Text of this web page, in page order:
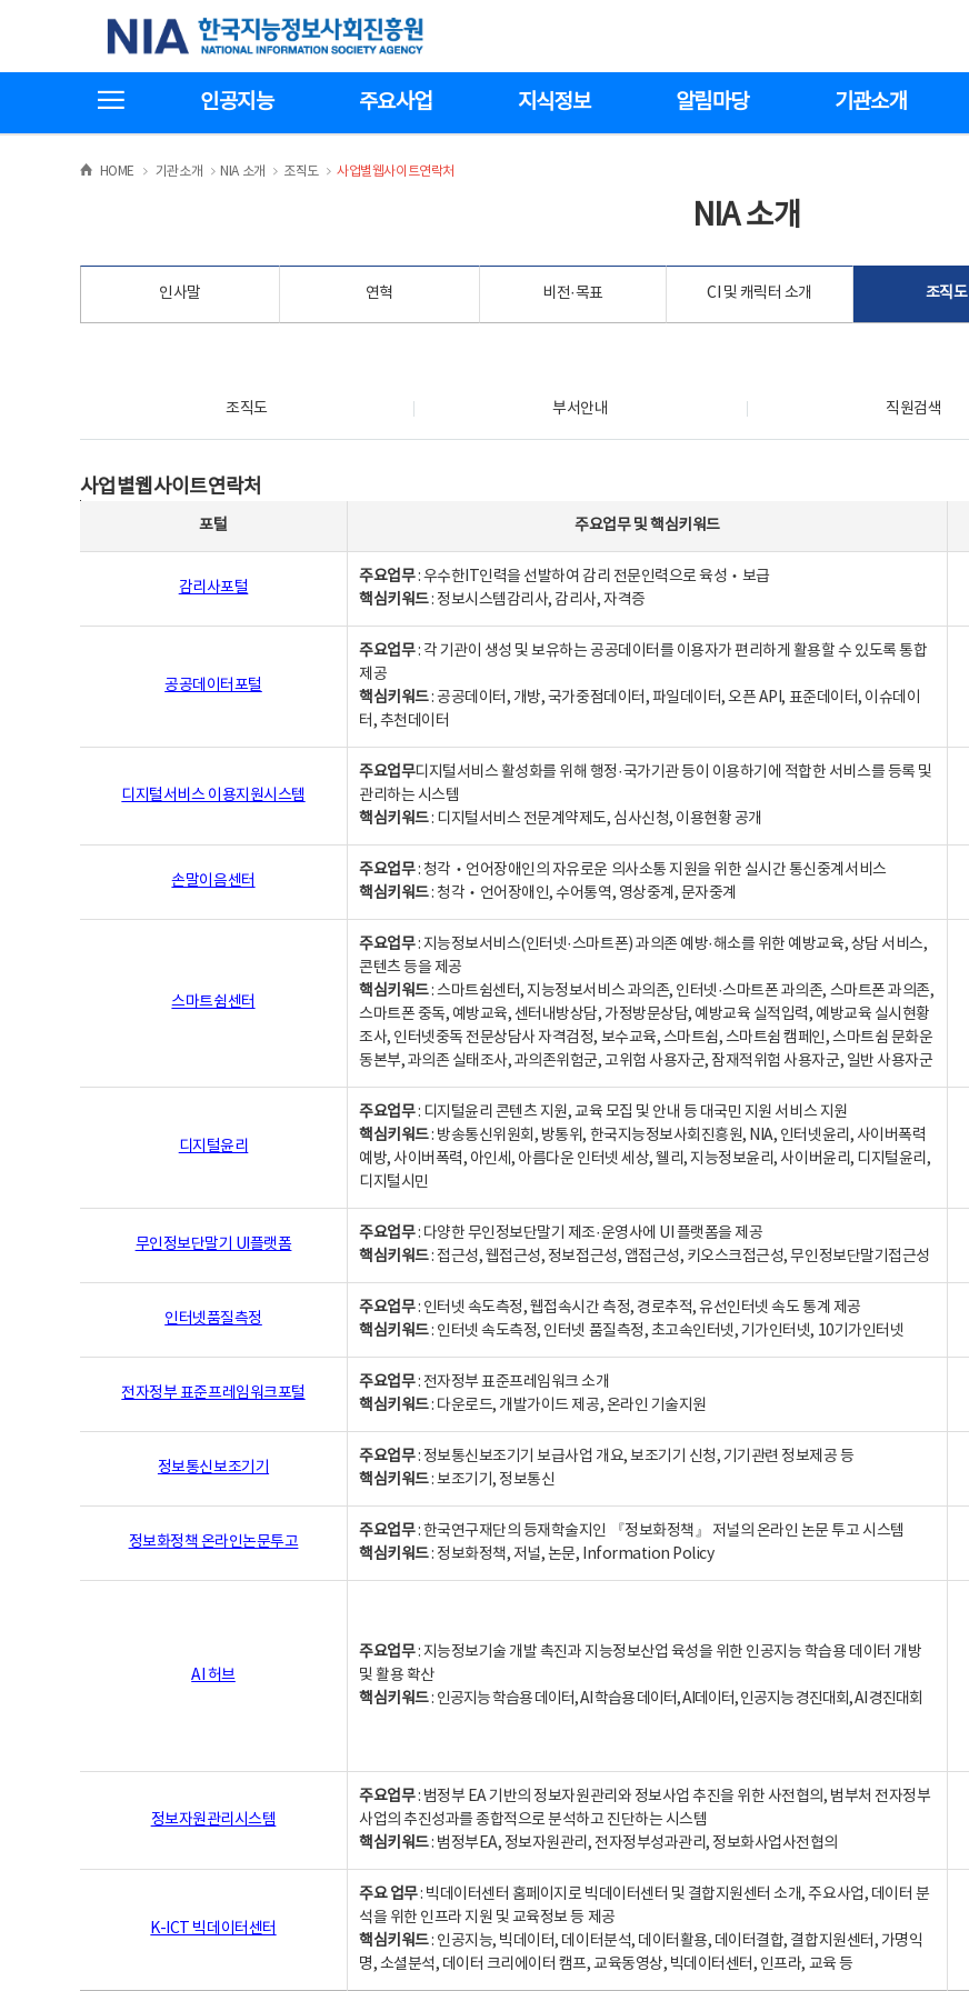
기
한국지능정보사회진흥원
인공지능 주요사업 지식정보 알림마당 기관소개
HOME >
기관소개 >NIA 소개 >
조직도 >
사업별웹사이트연락처
NIA 소개
인사말 연혁 비전·목표 CI 및 캐릭터 소개 조직도
조직도 부서안내 직원검색
사업별웹사이트연락처
포털 주요업무및핵심키워드
감리사포털
주요업무: 우수한IT인력을 선발하여 감리 전문인력으로 육성‧보급
핵심키워드: 정보시스템감리사, 감리사, 자격증
공공데이터포털
주요업무: 각 기관이 생성 및 보유하는 공공데이터를 이용자가 편리하게 활용할 수 있도록 통합
제공
핵심키워드: 공공데이터, 개방, 국가중점데이터, 파일데이터, 오픈 API, 표준데이터, 이슈데이
터, 추천데이터
디지털서비스 이용지원시스템
주요업무디지털서비스 활성화를 위해 행정·국가기관 등이 이용하기에 적합한 서비스를 등록 및
관리하는 시스템
핵심키워드: 디지털서비스 전문계약제도, 심사신청, 이용현황 공개
손말이음센터
주요업무: 청각‧언어장애인의 자유로운 의사소통 지원을 위한 실시간 통신중계서비스
핵심키워드: 청각‧언어장애인, 수어통역, 영상중계, 문자중계
스마트쉼센터
주요업무: 지능정보서비스(인터넷·스마트폰) 과의존 예방·해소를 위한 예방교육, 상담 서비스,
콘텐츠 등을 제공
핵심키워드: 스마트쉼센터, 지능정보서비스 과의존, 인터넷·스마트폰 과의존, 스마트폰 과의존,
스마트폰 중독, 예방교육, 센터내방상담, 가정방문상담, 예방교육 실적입력, 예방교육 실시현황
조사, 인터넷중독 전문상담사 자격검정, 보수교육, 스마트쉼, 스마트쉼 캠페인, 스마트쉼 문화운
동본부, 과의존 실태조사, 과의존위험군, 고위험 사용자군, 잠재적위험 사용자군, 일반 사용자군
디지털윤리
주요업무: 디지털윤리 콘텐츠 지원, 교육 모집 및 안내 등 대국민 지원 서비스 지원
핵심키워드: 방송통신위원회, 방통위, 한국지능정보사회진흥원, NIA, 인터넷윤리, 사이버폭력
예방, 사이버폭력, 아인세, 아름다운 인터넷 세상, 웰리, 지능정보윤리, 사이버윤리, 디지털윤리,
디지털시민
무인정보단말기 UI플랫폼
주요업무: 다양한 무인정보단말기 제조·운영사에 UI 플랫폼을 제공
핵심키워드: 접근성, 웹접근성, 정보접근성, 앱접근성, 키오스크접근성, 무인정보단말기접근성
인터넷품질측정
주요업무: 인터넷 속도측정, 웹접속시간 측정, 경로추적, 유선인터넷 속도 통계 제공
핵심키워드: 인터넷 속도측정, 인터넷 품질측정, 초고속인터넷, 기가인터넷, 10기가인터넷
전자정부 표준프레임워크포털
주요업무: 전자정부 표준프레임워크 소개
핵심키워드: 다운로드, 개발가이드 제공, 온라인 기술지원
정보통신보조기기
주요업무: 정보통신보조기기 보급사업 개요, 보조기기 신청, 기기관련 정보제공 등
핵심키워드: 보조기기, 정보통신
정보화정책 온라인논문투고
주요업무: 한국연구재단의 등재학술지인 『정보화정책』 저널의 온라인 논문 투고 시스템
핵심키워드: 정보화정책, 저널, 논문, Information Policy
AI 허브
주요업무: 지능정보기술 개발 촉진과 지능정보산업 육성을 위한 인공지능 학습용 데이터 개방
및 활용 확산
핵심키워드: 인공지능 학습용 데이터, AI 학습용 데이터, AI데이터, 인공지능 경진대회, AI 경진대회
정보자원관리시스템
주요업무: 범정부 EA 기반의 정보자원관리와 정보사업 추진을 위한 사전협의, 범부처 전자정부
사업의 추진성과를 종합적으로 분석하고 진단하는 시스템
핵심키워드: 범정부EA, 정보자원관리, 전자정부성과관리, 정보화사업사전협의
K-ICT 빅데이터센터
주요 업무: 빅데이터센터 홈페이지로 빅데이터센터 및 결합지원센터 소개, 주요사업, 데이터 분
석을 위한 인프라 지원 및 교육정보 등 제공
핵심키워드: 인공지능, 빅데이터, 데이터분석, 데이터활용, 데이터결합, 결합지원센터, 가명익
명, 소셜분석, 데이터 크리에이터 캠프, 교육동영상, 빅데이터센터, 인프라, 교육 등